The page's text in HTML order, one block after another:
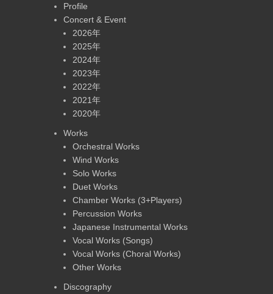
Profile
Concert & Event
2026年
2025年
2024年
2023年
2022年
2021年
2020年
Works
Orchestral Works
Wind Works
Solo Works
Duet Works
Chamber Works (3+Players)
Percussion Works
Japanese Instrumental Works
Vocal Works (Songs)
Vocal Works (Choral Works)
Other Works
Discography